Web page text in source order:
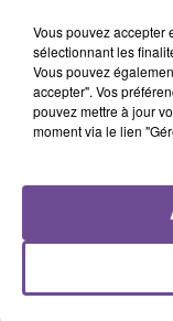
SAMURAI JAY
Obsesion
Cet élément
souhaitez
Vous pouvez accepter
sélectionnant les
Vous pouvez
accepter". Vos
pouvez mettre à jour
moment via le lien